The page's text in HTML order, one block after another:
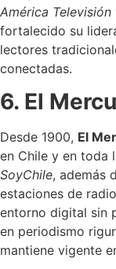
América Televisión
fortalecido su
lectores
conectadas.
6. El
Desde 1900, El
en Chile y en toda
SoyChile, además
estaciones de
entorno digital sin
en periodismo
mantiene vigente